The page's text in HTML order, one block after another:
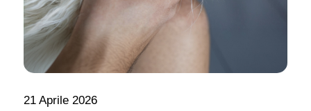
21 Aprile 2026